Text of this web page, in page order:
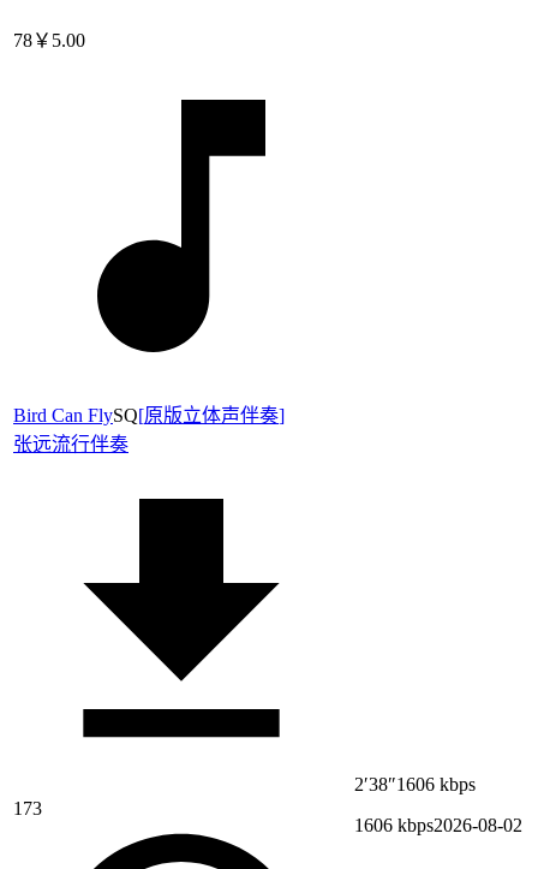
78￥5.00
Bird Can FlySQ[原版立体声伴奏]
张远流行伴奏
173
2′38″1606 kbps
1606 kbps2026-08-02